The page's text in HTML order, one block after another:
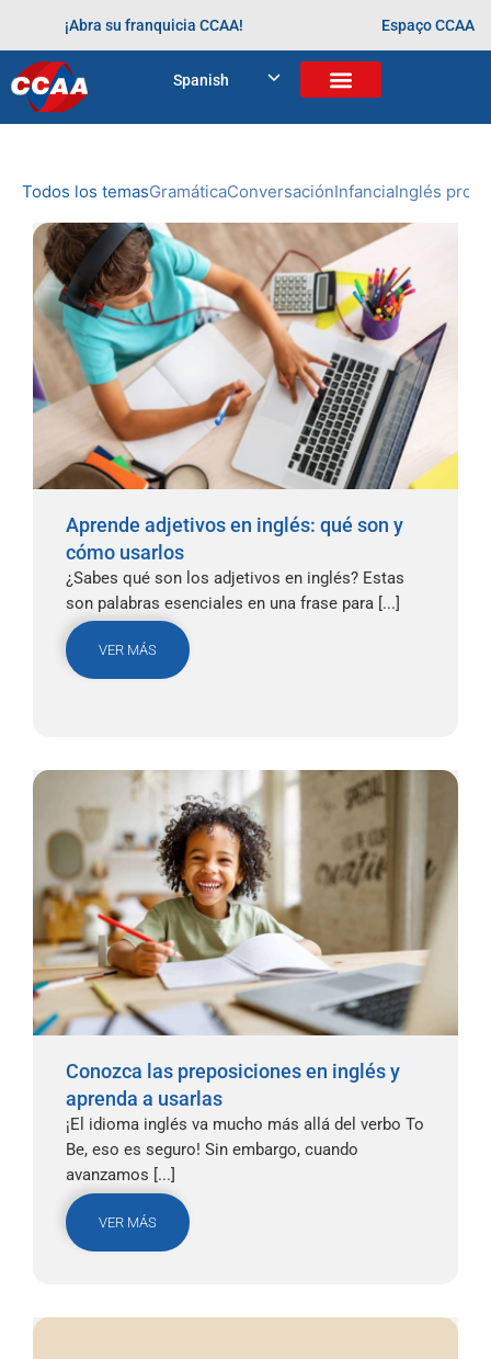
¡Abra su franquicia CCAA! Espaço CCAA
Spanish
Home >
Todos los temasGramáticaConversaciónInfanciaInglés
Aprende adjetivos en inglés: qué son y
cómo usarlos
¿Sabes qué son los adjetivos en inglés? Estas
son palabras esenciales en una frase para [...]
VER MÁS
Conozca las preposiciones en inglés y
aprenda a usarlas
¡El idioma inglés va mucho más allá del verbo To
Be, eso es seguro! Sin embargo, cuando
avanzamos [...]
VER MÁS